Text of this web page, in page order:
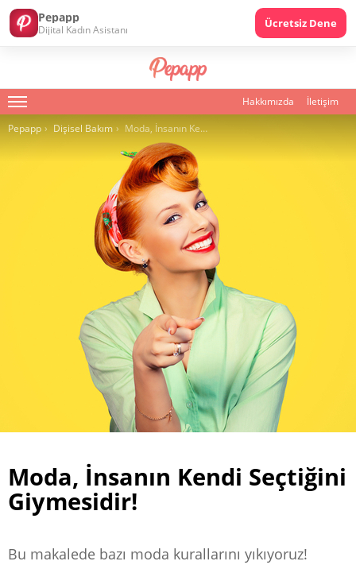
Menu Hakkımızda
İletişim
You are here:
Pepapp Dişisel Bakım Moda, İnsanın Kendi Seçtiğini Giymesidir!
Moda, İnsanın Kendi Seçtiğini
Giymesidir!
Bu makalede bazı moda kurallarını yıkıyoruz!
Pepapp
Dijital Kadın Asistanı Ücretsiz Dene